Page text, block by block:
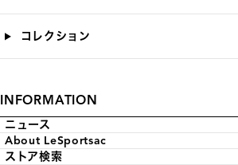
コレクション
INFORMATION
ニュース
About LeSportsac
ストア検索